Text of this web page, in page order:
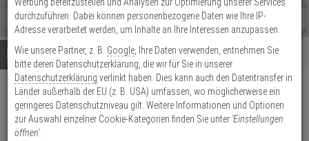
Shop
durchsuchen
Bitte
geben
Sie
mindestens
Zeichen
ein,
um
Es
wurde
noch
Kategorien
Suche
gestartet
Details Beratung
Patchkabel RJ45, CAT6
250Mhz,15m S-STP (S/FTP)
durchzuführen. Dabei können personenbezogene Daten wie Ihre IP-
Adresse verarbeitet werden, um Inhalte an Ihre Interessen anzupassen.
Wie unsere Partner, z. B. Google , Ihre Daten verwenden, entnehmen Sie
bitte deren Datenschutzerklärung, die wir für Sie in unserer
Datenschutzerklärung verlinkt haben. Dies kann auch den Datentransfer in
Länder außerhalb der EU (z. B. USA) umfassen, wo möglicherweise ein
geringeres Datenschutzniveau gilt. Weitere Informationen und Optionen
zur Auswahl einzelner Cookie-Kategorien finden Sie unter 'Einstellungen
öffnen'.